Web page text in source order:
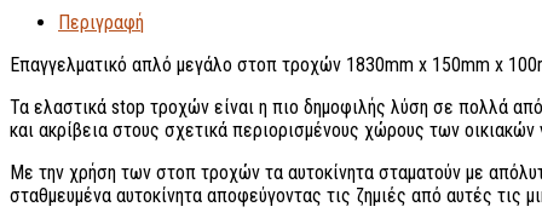
Περιγραφή
Επαγγελματικό απλό μεγάλο στοπ τροχών 1830mm x 150mm x
Τα ελαστικά stop τροχών είναι η πιο δημοφιλής λύση σε πολλά
και ακρίβεια στους σχετικά περιορισμένους χώρους των
Με την χρήση των στοπ τροχών τα αυτοκίνητα σταματούν με
σταθμευμένα αυτοκίνητα αποφεύγοντας τις ζημιές από αυτές τις